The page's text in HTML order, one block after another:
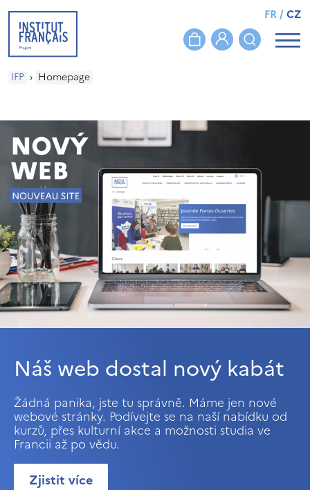
FR/CZ
IFP › Homepage
Náš web dostal nový kabát
Žádná panika, jste tu správně. Máme jen nové
webové stránky. Podívejte se na naší nabídku od
kurzů, přes kulturní akce a možnosti studia ve
Francii až po vědu.
Zjistit více